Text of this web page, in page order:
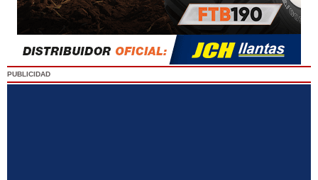
PUBLICIDAD